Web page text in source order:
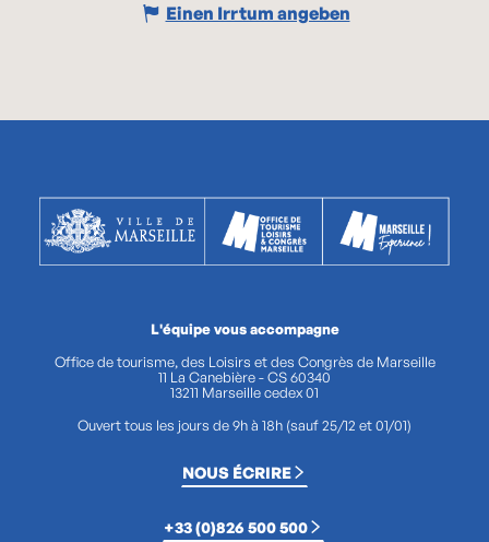
Einen Irrtum angeben
L'équipe vous accompagne
Office de tourisme, des Loisirs et des Congrès de Marseille
11 La Canebière - CS 60340
13211 Marseille cedex 01
Ouvert tous les jours de 9h à 18h (sauf 25/12 et 01/01)
NOUS ÉCRIRE
+33 (0)826 500 500